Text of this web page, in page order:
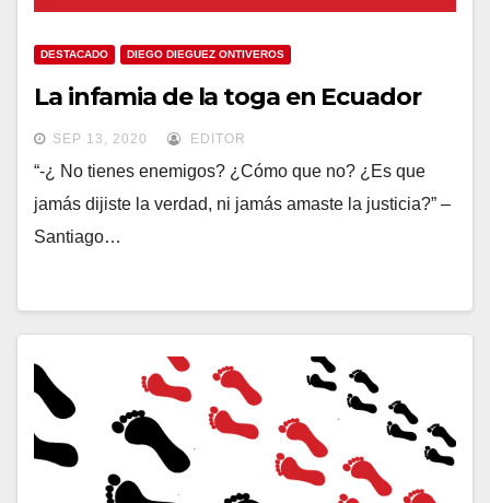
DESTACADO DIEGO DIEGUEZ ONTIVEROS
La infamia de la toga en Ecuador
SEP 13, 2020 EDITOR
“-¿ No tienes enemigos? ¿Cómo que no? ¿Es que
jamás dijiste la verdad, ni jamás amaste la justicia?” –
Santiago…